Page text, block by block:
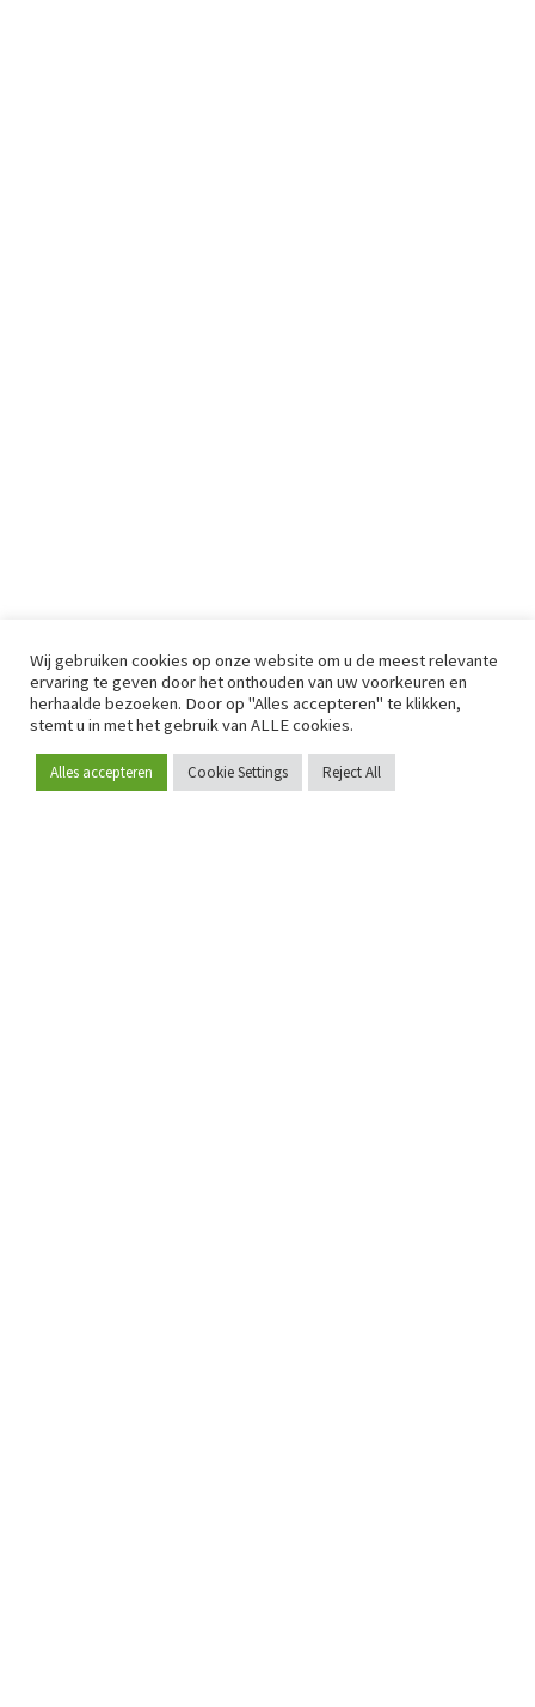
Word lid
Wij gebruiken cookies op onze website om u de meest relevante
ervaring te geven door het onthouden van uw voorkeuren en
herhaalde bezoeken. Door op "Alles accepteren" te klikken,
stemt u in met het gebruik van ALLE cookies.
Alles accepteren Cookie Settings Reject All